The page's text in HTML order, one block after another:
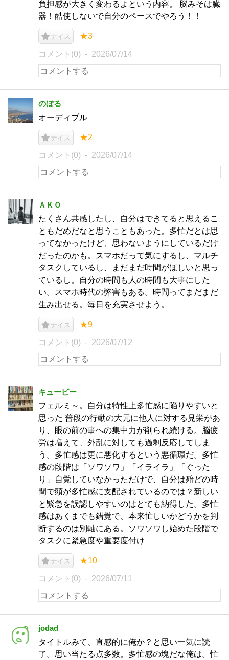
負担感が大きく変わるよという内容。 脳みそは臓
器！酷使しないで自分のペースでやろう！！
ナイス ★3
コメント(0) 2026/07/14
のぼる
オーディブル
ナイス ★2
コメント(0) 2026/07/14
ＡＫＯ
たくさん共感したし、自分はできてると思えるこ
ともだめだなと思うこともあった。多忙だとは思
ってなかったけど、思わないようにしているだけ
だったのかも。スマホだって気にするし、マルチ
タスクしているし、まだまだ時間がほしいと思っ
ているし。自分の時間も人の時間も大事にした
い。スマホ時代の弊害もある。時間ってまだまだ
生み出せる。毎日を充実させよう。
ナイス ★9
コメント(0) 2026/07/12
キューピー
フェルミ～。自分は特性上多忙感に陥りやすいと
思った 普段の行動の大元に他人に対する見栄があ
り、眼の前の事への集中力が削られ続ける。脳疲
労は増えて、外乱に対しても過剰反応してしま
う。多忙感は更に悪化するという悪循環だ。多忙
感の段階は「ソワソワ」「イライラ」「ぐった
り」自覚していなかっただけで、自分は殆どの時
間で頭が多忙感に支配されているのでは？新しい
と緊急を誤認しやすいのはとても納得した。多忙
感はあくまでも錯覚で、本来忙しいかどうかを判
断するのは別軸にある。ソワソワし始めた段階で
タスクに緊急度や重要度付け
ナイス ★10
コメント(0) 2026/07/11
jodad
タイトルみて、直感的に俺か？と思い一気に読
了。思い当たる点多数。多忙感の塊だな俺は。忙